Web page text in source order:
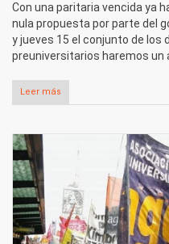
Con una paritaria vencida ya
nula propuesta por parte del
y jueves 15 el conjunto de
preuniversitarios haremos un
Leer más